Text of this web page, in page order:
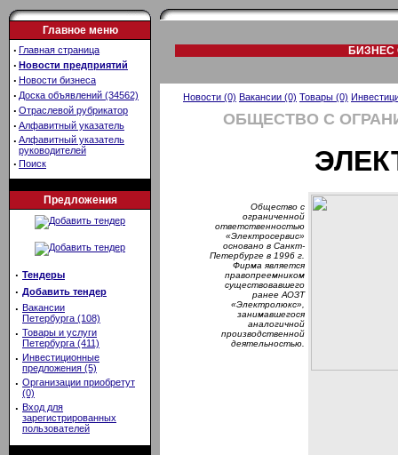
Главное меню
· Главная страница
· Новости предприятий
· Новости бизнеса
· Доска объявлений (34562)
· Отраслевой рубрикатор
· Алфавитный указатель
· Алфавитный указатель
руководителей
· Поиск
Предложения
· Тендеры
· Добавить тендер
· Вакансии
Петербурга (108)
· Товары и услуги
Петербурга (411)
· Инвестиционные
предложения (5)
· Организации приобретут
(0)
· Вход для
зарегистрированных
пользователей
БИЗНЕС
Новости (0) Вакансии (0) Товары (0)
ОБЩЕСТВО С
Общество с
ограниченной
ответственностью
«Электросервис»
основано в Санкт-
Петербурге в 1996 г.
Фирма является
правопреемником
существовавшего
ранее АОЗТ
«Электролюкс»,
занимавшегося
аналогичной
производственной
деятельностью.